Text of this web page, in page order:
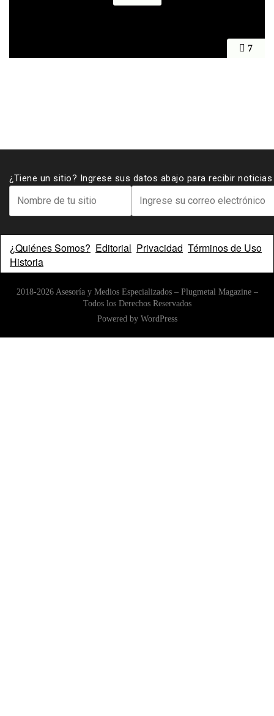
7
¿Tiene un sitio? Ingrese sus datos abajo para recibir
¿Quiénes Somos? Editorial Privacidad Términos de Uso
Historia
2018-2026 Asesoría y Medios Especializados – Plugmetal Magazine –
Todos los Derechos Reservados
Powered by WordPress